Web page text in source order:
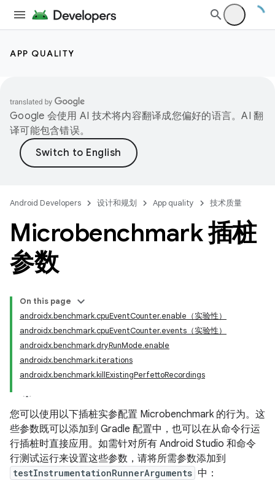
APP QUALITY
Google 会使用 AI 技术将内容翻译成您偏好的语言。AI 翻
译可能包含错误。
Android Developers 设计和规划 App quality 技术质量
Microbenchmark 插桩
参数
On this page
androidx.benchmark.cpuEventCounter.enable（实验性）
androidx.benchmark.cpuEventCounter.events（实验性）
androidx.benchmark.dryRunMode.enable
androidx.benchmark.iterations
androidx.benchmark.killExistingPerfettoRecordings
您可以使用以下插桩实参配置 Microbenchmark 的行为。这
些参数既可以添加到 Gradle 配置中，也可以在从命令行运
行插桩时直接应用。如需针对所有 Android Studio 和命令
行测试运行来设置这些参数，请将所需参数添加到
testInstrumentationRunnerArguments 中：